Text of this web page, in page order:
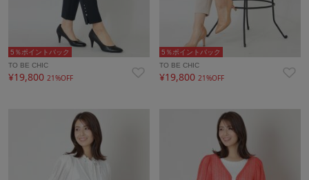
5％ポイントバック
TO BE CHIC
¥19,800 21%OFF
5％ポイントバック
TO BE CHIC
¥19,80021%OFF